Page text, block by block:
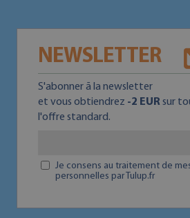
NEWSLETTER
S'abonner ā la newsletter
et vous obtiendrez -2 EUR sur
l'offre standard.
Je consens au traitement de
personnelles par Tulup.fr